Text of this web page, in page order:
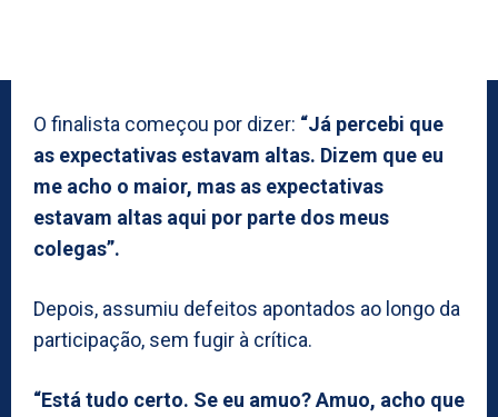
O finalista começou por dizer: “Já percebi que
as expectativas estavam altas. Dizem que eu
me acho o maior, mas as expectativas
estavam altas aqui por parte dos meus
colegas”.
Depois, assumiu defeitos apontados ao longo da
participação, sem fugir à crítica.
“Está tudo certo. Se eu amuo? Amuo, acho que